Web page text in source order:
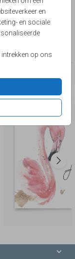
en
en sociale
op ons
een glitter
is te bewerken!
voor je